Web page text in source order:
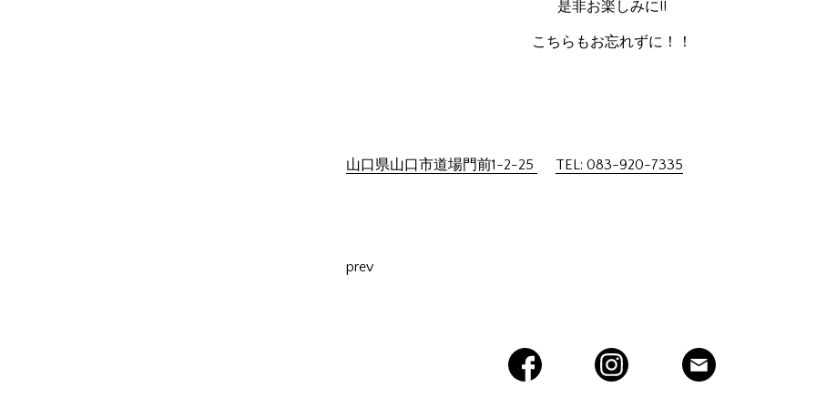
是非お楽しみに!!
こちらもお忘れずに！！
山口県山口市道場門前1-2-25 TEL: 083-920-7335
prev